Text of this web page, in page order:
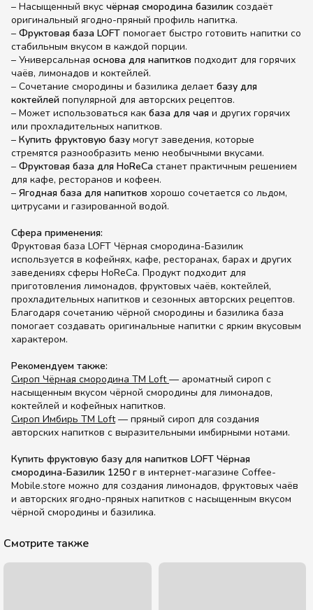
– Насыщенный вкус чёрная смородина базилик создаёт
оригинальный ягодно-пряный профиль напитка.
– Фруктовая база LOFT помогает быстро готовить напитки со
стабильным вкусом в каждой порции.
– Универсальная основа для напитков подходит для горячих
чаёв, лимонадов и коктейлей.
– Сочетание смородины и базилика делает базу для
коктейлей популярной для авторских рецептов.
– Может использоваться как база для чая и других горячих
или прохладительных напитков.
– Купить фруктовую базу могут заведения, которые
стремятся разнообразить меню необычными вкусами.
– Фруктовая база для HoReCa станет практичным решением
для кафе, ресторанов и кофеен.
– Ягодная база для напитков хорошо сочетается со льдом,
цитрусами и газированной водой.
Сфера применения:
Фруктовая база LOFT Чёрная смородина-Базилик
используется в кофейнях, кафе, ресторанах, барах и других
заведениях сферы HoReCa. Продукт подходит для
приготовления лимонадов, фруктовых чаёв, коктейлей,
прохладительных напитков и сезонных авторских рецептов.
Благодаря сочетанию чёрной смородины и базилика база
помогает создавать оригинальные напитки с ярким вкусовым
характером.
Рекомендуем также:
Сироп Чёрная смородина ТМ Loft — ароматный сироп с
насыщенным вкусом чёрной смородины для лимонадов,
коктейлей и кофейных напитков.
Сироп Имбирь ТМ Loft— пряный сироп для создания
авторских напитков с выразительными имбирными нотами.
Купить фруктовую базу для напитков LOFT Чёрная
смородина-Базилик 1250 г в интернет-магазине Coffee-
Mobile.store можно для создания лимонадов, фруктовых чаёв
и авторских ягодно-пряных напитков с насыщенным вкусом
чёрной смородины и базилика.
Смотрите также